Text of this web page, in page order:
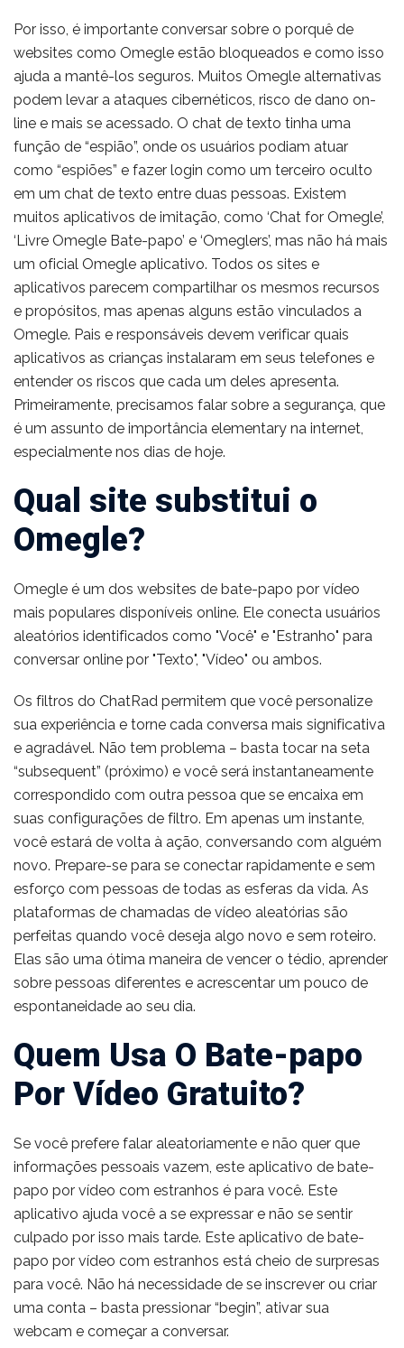
Por isso, é importante conversar sobre o porquê de
websites como Omegle estão bloqueados e como isso
ajuda a mantê-los seguros. Muitos Omegle alternativas
podem levar a ataques cibernéticos, risco de dano on-
line e mais se acessado. O chat de texto tinha uma
função de “espião”, onde os usuários podiam atuar
como “espiões” e fazer login como um terceiro oculto
em um chat de texto entre duas pessoas. Existem
muitos aplicativos de imitação, como ‘Chat for Omegle’,
‘Livre Omegle Bate-papo’ e ‘Omeglers’, mas não há mais
um oficial Omegle aplicativo. Todos os sites e
aplicativos parecem compartilhar os mesmos recursos
e propósitos, mas apenas alguns estão vinculados a
Omegle. Pais e responsáveis devem verificar quais
aplicativos as crianças instalaram em seus telefones e
entender os riscos que cada um deles apresenta.
Primeiramente, precisamos falar sobre a segurança, que
é um assunto de importância elementary na internet,
especialmente nos dias de hoje.
Qual site substitui o
Omegle?
Omegle é um dos websites de bate-papo por vídeo
mais populares disponíveis online. Ele conecta usuários
aleatórios identificados como "Você" e "Estranho" para
conversar online por "Texto", "Vídeo" ou ambos.
Os filtros do ChatRad permitem que você personalize
sua experiência e torne cada conversa mais significativa
e agradável. Não tem problema – basta tocar na seta
“subsequent” (próximo) e você será instantaneamente
correspondido com outra pessoa que se encaixa em
suas configurações de filtro. Em apenas um instante,
você estará de volta à ação, conversando com alguém
novo. Prepare-se para se conectar rapidamente e sem
esforço com pessoas de todas as esferas da vida. As
plataformas de chamadas de vídeo aleatórias são
perfeitas quando você deseja algo novo e sem roteiro.
Elas são uma ótima maneira de vencer o tédio, aprender
sobre pessoas diferentes e acrescentar um pouco de
espontaneidade ao seu dia.
Quem Usa O Bate-papo
Por Vídeo Gratuito?
Se você prefere falar aleatoriamente e não quer que
informações pessoais vazem, este aplicativo de bate-
papo por vídeo com estranhos é para você. Este
aplicativo ajuda você a se expressar e não se sentir
culpado por isso mais tarde. Este aplicativo de bate-
papo por vídeo com estranhos está cheio de surpresas
para você. Não há necessidade de se inscrever ou criar
uma conta – basta pressionar “begin”, ativar sua
webcam e começar a conversar.